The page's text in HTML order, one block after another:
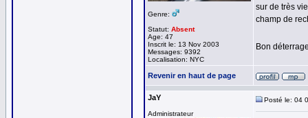
Genre:
Statut: Absent
Age: 47
Inscrit le: 13 Nov 2003
Messages: 9392
Localisation: NYC
sur de très
champ de
Bon
Revenir en haut de page
JaY
Administrateur
Posté le: 04